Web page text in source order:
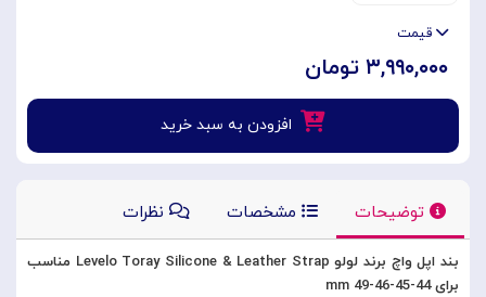
قیمت
۳,۹۹۰,۰۰۰ تومان
افزودن به سبد خرید
توضیحات مشخصات نظرات
بند اپل واچ برند لولو Levelo Toray Silicone & Leather Strap مناسب
برای 44-45-46-49 mm